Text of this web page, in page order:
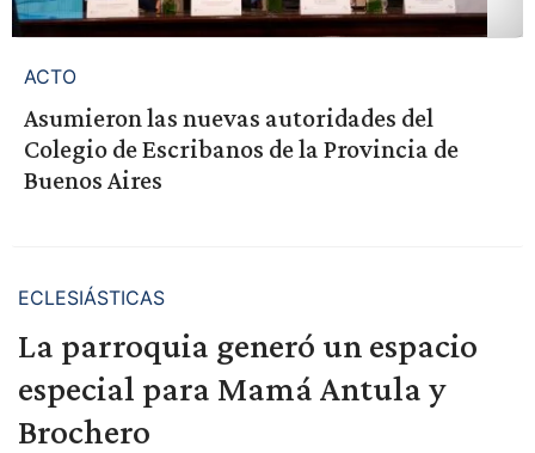
ACTO
Asumieron las nuevas autoridades del
Colegio de Escribanos de la Provincia de
Buenos Aires
ECLESIÁSTICAS
La parroquia generó un espacio
especial para Mamá Antula y
Brochero